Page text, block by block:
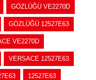
GÖZLÜĞÜ VE2270D
GÖZLÜĞÜ 12527E63
VE2270D
VERSACE 12527E63
12527E63